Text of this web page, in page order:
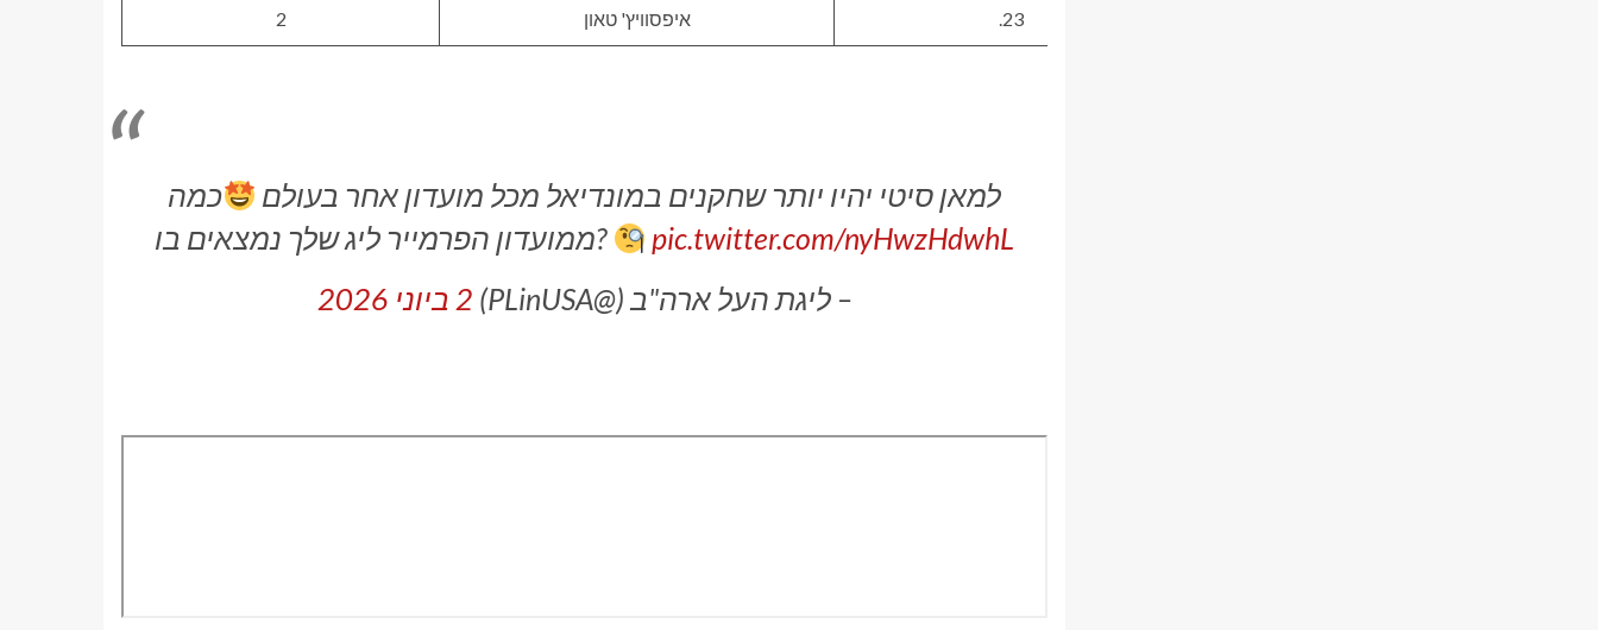
23. איפסוויץ' טאון 2
למאן סיטי יהיו יותר שחקנים במונדיאל מכל מועדון אחר בעולם
כמה
ממועדון הפרמייר ליג שלך נמצאים בו?
pic.twitter.com/nyHwzHdwhL
– ליגת העל ארה"ב (@PLinUSA)
2 ביוני 2026